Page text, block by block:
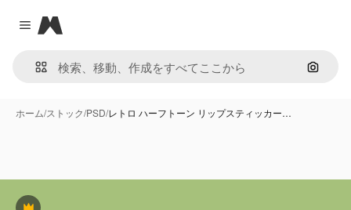
Close menu
Magnific
画像で
ホーム/ストック/PSD/レトロ ハーフトーン リップスティッカー…